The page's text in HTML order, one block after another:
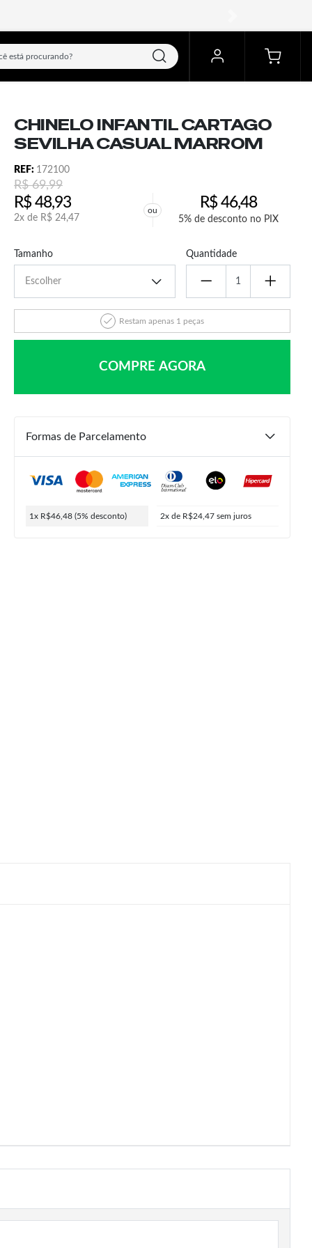
CHINELO INFANTIL CARTAGO
SEVILHA CASUAL MARROM
REF: 172100
R$69,99
R$48,93
2x de R$ 24,47
ou R$46,48
5% de desconto no PIX
Tamanho Quantidade
Restam apenas 1 peças
COMPRE AGORA
69,99
R$ 24,47
46,48
5% de desconto no PIX
Formas de Parcelamento
1x R$46,48 (5% desconto) 2x de R$24,47 sem juros